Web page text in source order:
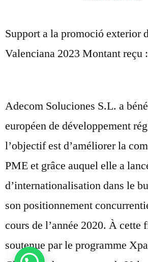
Support a la promoció exterior
Valenciana 2023 Montant reçu
Adecom Soluciones S.L. a
européen de développement
l’objectif est d’améliorer la
PME et grâce auquel elle a
d’internationalisation dans le
son positionnement
cours de l’année 2020. À cette
soutenue par le programme